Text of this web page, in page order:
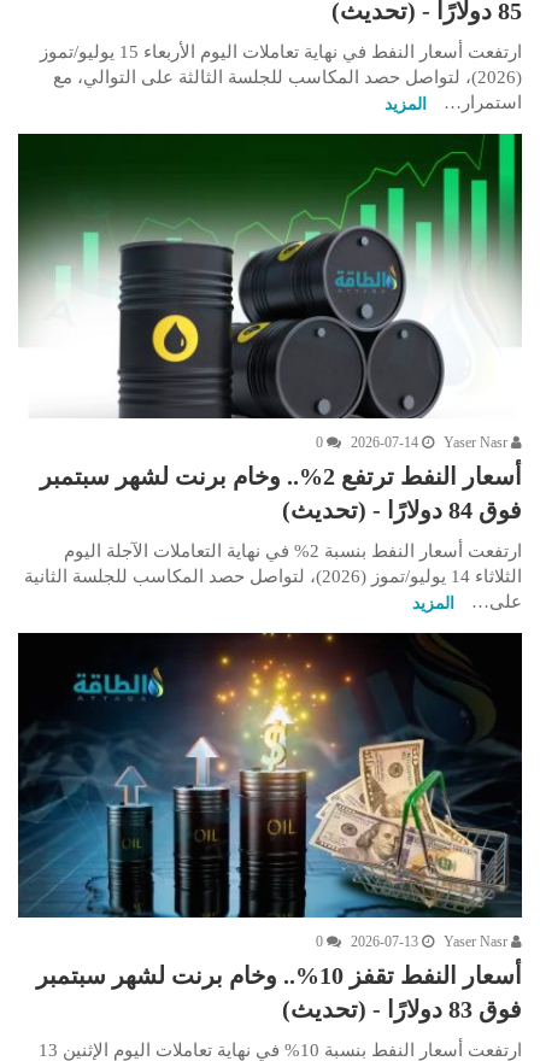
85 دولارًا - (تحديث)
ارتفعت أسعار النفط في نهاية تعاملات اليوم الأربعاء 15 يوليو/تموز
(2026)، لتواصل حصد المكاسب للجلسة الثالثة على التوالي، مع
استمرار…
المزيد
2026-07-14
0
أسعار النفط ترتفع 2%.. وخام برنت لشهر سبتمبر
فوق 84 دولارًا - (تحديث)
ارتفعت أسعار النفط بنسبة 2% في نهاية التعاملات الآجلة اليوم
الثلاثاء 14 يوليو/تموز (2026)، لتواصل حصد المكاسب للجلسة الثانية
على…
المزيد
2026-07-13
0
أسعار النفط تقفز 10%.. وخام برنت لشهر سبتمبر
فوق 83 دولارًا - (تحديث)
ارتفعت أسعار النفط بنسبة 10% في نهاية تعاملات اليوم الإثنين 13